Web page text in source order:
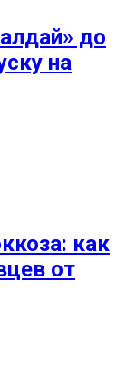
до
на
как
от